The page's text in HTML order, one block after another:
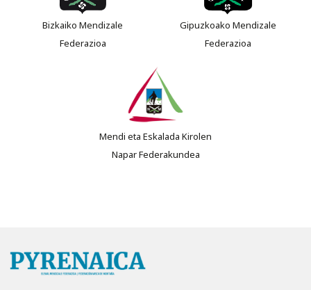
Bizkaiko Mendizale
Federazioa
Gipuzkoako Mendizale
Federazioa
Mendi eta Eskalada Kirolen
Napar Federakundea